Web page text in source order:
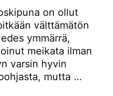
on ollut
välttämätön
ymmärrä,
meikata ilman
varsin hyvin
mutta …